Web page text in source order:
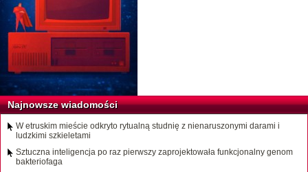
Najnowsze wiadomości
W etruskim mieście odkryto rytualną studnię z nienaruszonymi darami i
ludzkimi szkieletami
Sztuczna inteligencja po raz pierwszy zaprojektowała funkcjonalny genom
bakteriofaga